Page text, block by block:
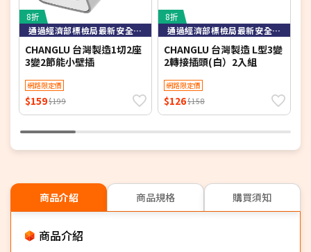
8折
通過經濟部標檢局最新安全規範檢驗
CHANGLU 台灣製造1切2座
3變2節能小壁插
網路限定價
$159$199
8折
通過經濟部標檢局最新安全規範檢驗
CHANGLU 台灣製造 L型3變
2轉接插頭(白）2入組
網路限定價
$126$158
商品介紹 商品規格 購買須知
商品介紹